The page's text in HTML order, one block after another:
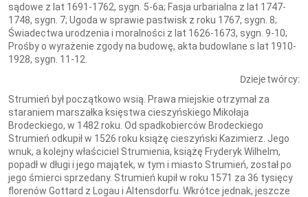
sądowe z lat 1691-1762, sygn. 5-6a; Fasja urbarialna z lat 1747-
1748, sygn. 7; Ugoda w sprawie pastwisk z roku 1767, sygn. 8;
Świadectwa urodzenia i moralności z lat 1626-1673, sygn. 9-10;
Prośby o wyrażenie zgody na budowę, akta budowlane s lat 1910-
1928, sygn. 11-12.
Dzieje twórcy:
Strumień był początkowo wsią. Prawa miejskie otrzymał za
staraniem marszałka księstwa cieszyńskiego Mikołaja
Brodeckiego, w 1482 roku. Od spadkobierców Brodeckiego
Strumień odkupił w 1526 roku książę cieszyński Kazimierz. Jego
wnuk, a kolejny właściciel Strumienia, książę Fryderyk Wilhelm,
popadł w długi i jego majątek, w tym i miasto Strumień, został po
jego śmierci sprzedany. Strumień kupił w roku 1571 za 36 tysięcy
florenów Gottard z Logau i Altensdorfu. Wkrótce jednak, jeszcze